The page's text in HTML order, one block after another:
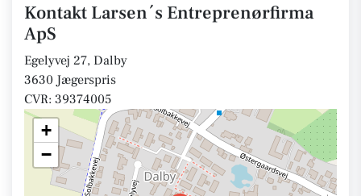
Kontakt Larsen´s Entreprenørfirma
ApS
Egelyvej 27, Dalby
3630 Jægerspris
CVR: 39374005
+
−